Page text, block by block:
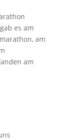
es am
am
am